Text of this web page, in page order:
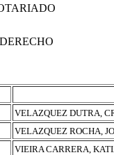
VELAZQUEZ DUTRA,
VELAZQUEZ ROCHA,
VIEIRA CARRERA,